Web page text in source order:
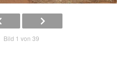
Bild 1 von 39